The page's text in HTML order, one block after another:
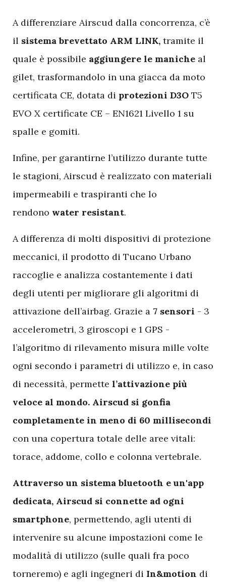
Adifferenziare Airscud dalla concorrenza, c’è
il sistema brevettato ARM LINK, tramite il
quale è possibile aggiungere le maniche al
gilet, trasformandolo in una giacca da moto
certificata CE, dotata di protezioni D3O T5
EVO X certificate CE – EN1621 Livello 1 su
spalle e gomiti.
Infine, per garantirne l’utilizzo durante tutte
le stagioni, Airscud è realizzato con materiali
impermeabili e traspiranti che lo
rendono water resistant.
A differenza di molti dispositivi di protezione
meccanici, il prodotto di Tucano Urbano
raccoglie e analizza costantemente i dati
degli utenti per migliorare gli algoritmi di
attivazione dell’airbag. Grazie a 7 sensori - 3
accelerometri, 3 giroscopi e 1 GPS -
l’algoritmo di rilevamento misura mille volte
ogni secondo i parametri di utilizzo e, in caso
di necessità, permette l’attivazione più
veloce al mondo. Airscud si gonfia
completamente in meno di 60 millisecondi
con una copertura totale delle aree vitali:
torace, addome, collo e colonna vertebrale.
Attraverso un sistema bluetooth e un'app
dedicata, Airscud si connette ad ogni
smartphone, permettendo, agli utenti di
intervenire su alcune impostazioni come le
modalità di utilizzo (sulle quali fra poco
torneremo) e agli ingegneri di In&motion di